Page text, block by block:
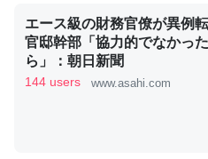
─ニュース :: 【研究発表】昆虫学の
いのか」に関する新仮説
エース級の財務官僚が異例
官邸幹部「協力的でなかっ
ら」：朝日新聞
144 users www.asahi.com